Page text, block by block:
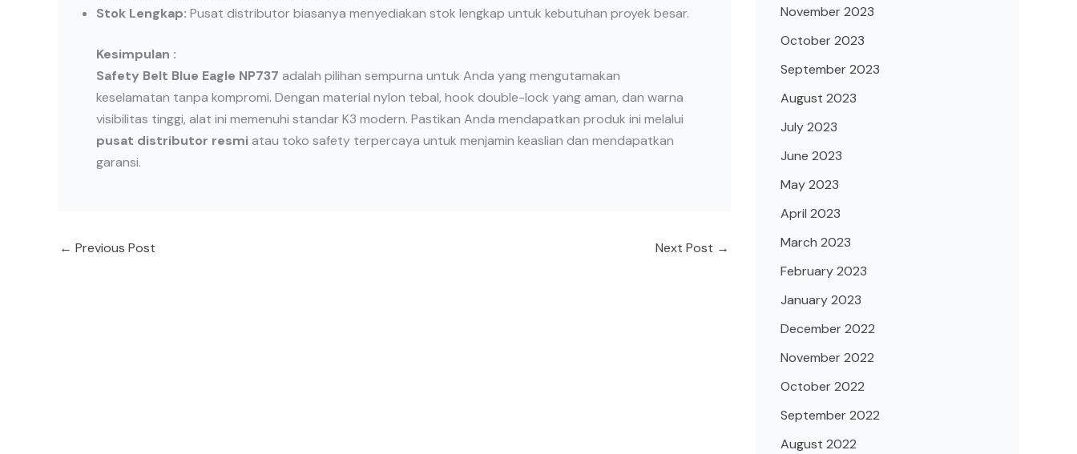
Stok Lengkap: Pusat distributor biasanya menyediakan stok lengkap untuk kebutuhan proyek besar.
Kesimpulan :
Safety Belt Blue Eagle NP737 adalah pilihan sempurna untuk Anda yang mengutamakan
keselamatan tanpa kompromi. Dengan material nylon tebal, hook double-lock yang aman, dan warna
visibilitas tinggi, alat ini memenuhi standar K3 modern. Pastikan Anda mendapatkan produk ini melalui
pusat distributor resmi atau toko safety terpercaya untuk menjamin keaslian dan mendapatkan
garansi.
← Previous Post Next Post →
November 2023
October 2023
September 2023
August 2023
July 2023
June 2023
May 2023
April 2023
March 2023
February 2023
January 2023
December 2022
November 2022
October 2022
September 2022
August 2022